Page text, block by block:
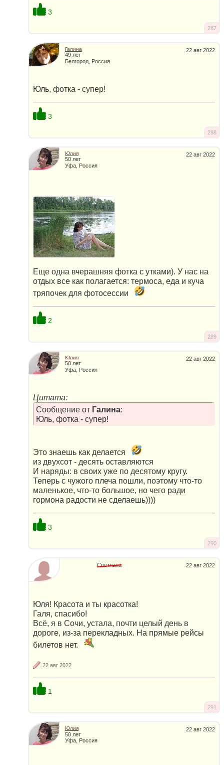
3
287
22 авг 2022
Галина
49 лет
Белгород, Россия
Юль, фотка - супер!
3
288
22 авг 2022
Юлия
50 лет
Уфа, Россия
Еще одна вчерашняя фотка с утками). У нас на
отдых все как полагается: термоса, еда и куча
тряпочек для фотосессии
2
289
22 авг 2022
Юлия
50 лет
Уфа, Россия
Цитата:
Сообщение от Галина:
Юль, фотка - супер!
Это знаешь как делается
из двухсот - десять оставляются
И наряды: в своих уже по десятому кругу.
Теперь с чужого плеча пошли, поэтому что-то
маленькое, что-то большое, но чего ради
гормона радости не сделаешь))))
3
290
22 авг 2022
Светлана
Юля! Красота и ты красотка!
Галя, спасибо!
Всё, я в Сочи, устала, почти целый день в
дороге, из-за перекладных. На прямые рейсы
билетов нет.
22 авг 2022
1
291
22 авг 2022
Юлия
50 лет
Уфа, Россия